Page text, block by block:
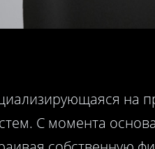
на
С момента